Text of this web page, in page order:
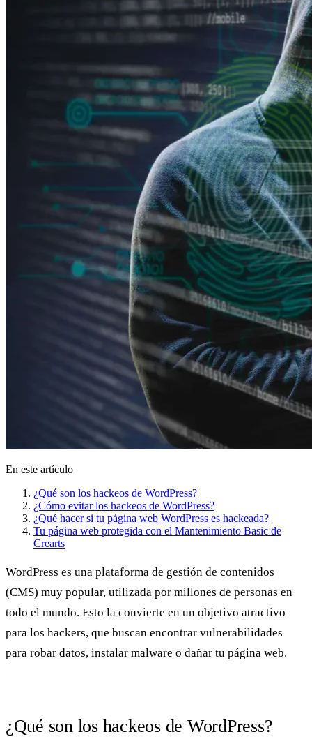
En este artículo
¿Qué son los hackeos de WordPress?
¿Cómo evitar los hackeos de WordPress?
¿Qué hacer si tu página web WordPress es hackeada?
Tu página web protegida con el Mantenimiento Basic de
Crearts
WordPress es una plataforma de gestión de contenidos
(CMS) muy popular, utilizada por millones de personas en
todo el mundo. Esto la convierte en un objetivo atractivo
para los hackers, que buscan encontrar vulnerabilidades
para robar datos, instalar malware o dañar tu página web.
¿Qué son los hackeos de WordPress?